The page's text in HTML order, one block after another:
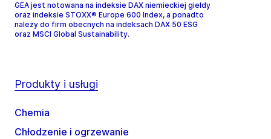
GEA jest notowana na indeksie DAX niemieckiej giełdy
oraz indeksie STOXX® Europe 600 Index, a ponadto
należy do firm obecnych na indeksach DAX 50 ESG
oraz MSCI Global Sustainability.
Produkty i usługi
Chemia
Chłodzenie i ogrzewanie